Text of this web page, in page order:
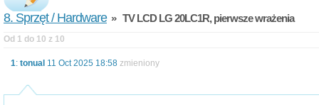
8. Sprzęt / Hardware» TV LCD LG 20LC1R, pierwsze wrażenia
Od 1 do 10 z 10
1: tonual 11 Oct 2025 18:58 zmieniony